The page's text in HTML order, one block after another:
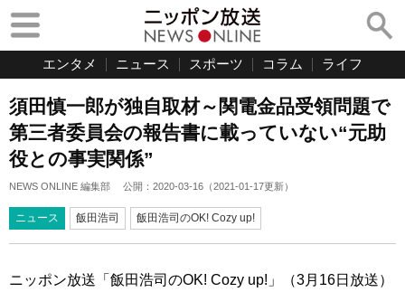
エンタメ ニュース スポーツ コラム ライフ
須田慎一郎が独自取材～関電金品受領問題で
第三者委員会の報告書に載っていない“元助
役との事実関係”
NEWS ONLINE 編集部 公開： 2020-03-16 （2021-01-17更新）
ニュース 飯田浩司 飯田浩司のOK! Cozy up!
ニッポン放送「飯田浩司のOK! Cozy up!」（3月16日放送）